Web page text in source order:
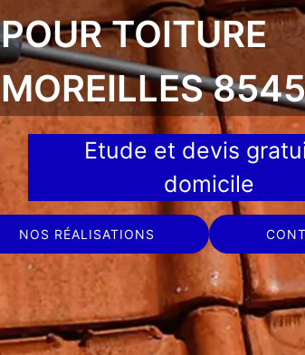
POUR TOITURE
MOREILLES
Etude et devis
domicile
NOS RÉALISATIONS